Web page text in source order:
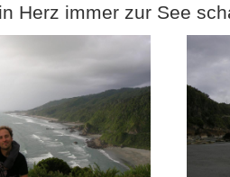
Herz immer zur See